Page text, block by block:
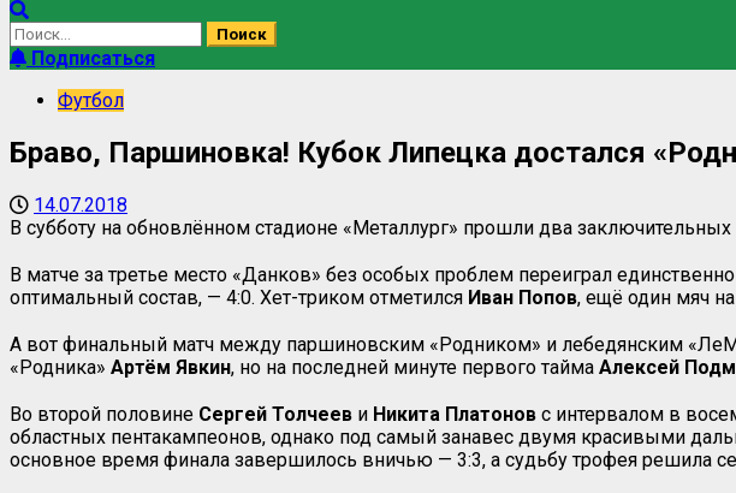
Найти:
Подписаться
Футбол
Браво, Паршиновка! Кубок Липецка достался
14.07.2018
В субботу на обновлённом стадионе «Металлург» прошли два
В матче за третье место «Данков» без особых проблем переиграл
оптимальный состав, — 4:0. Хет-триком отметился Иван Попов, ещё один мяч на
А вот финальный матч между паршиновским «Родником» и лебедянским
«Родника» Артём Явкин, но на последней минуте первого тайма Алексей
Во второй половине Сергей Толчеев и Никита Платонов с интервалом в
областных пентакампеонов, однако под самый занавес двумя красивыми
основное время финала завершилось вничью — 3:3, а судьбу трофея решила